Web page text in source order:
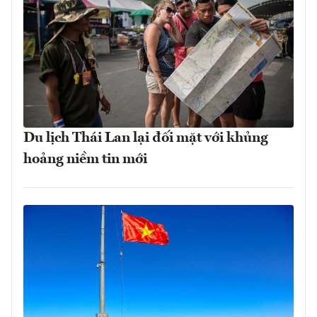
Du lịch Thái Lan lại đối mặt với khủng
hoảng niềm tin mới